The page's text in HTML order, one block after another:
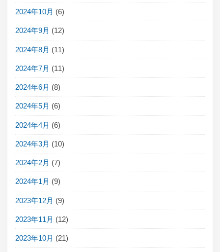
2024年10月 (6)
2024年9月 (12)
2024年8月 (11)
2024年7月 (11)
2024年6月 (8)
2024年5月 (6)
2024年4月 (6)
2024年3月 (10)
2024年2月 (7)
2024年1月 (9)
2023年12月 (9)
2023年11月 (12)
2023年10月 (21)